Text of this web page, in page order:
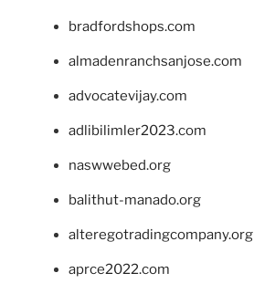
bradfordshops.com
almadenranchsanjose.com
advocatevijay.com
adlibilimler2023.com
naswwebed.org
balithut-manado.org
alteregotradingcompany.org
aprce2022.com